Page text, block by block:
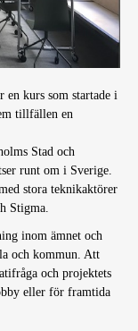
en kurs som startade i
tillfällen en
Stad och
runt om i Sverige.
stora teknikaktörer
Stigma.
inom ämnet och
och kommun. Att
och projektets
eller för framtida